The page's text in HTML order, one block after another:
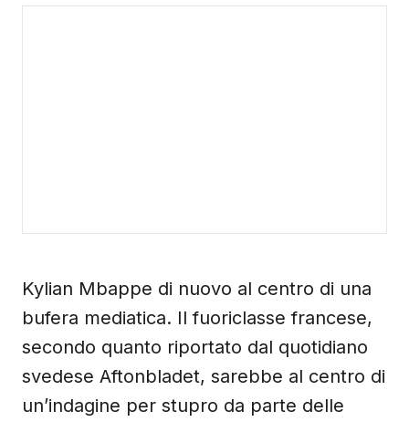
Kylian Mbappe di nuovo al centro di una
bufera mediatica. Il fuoriclasse francese,
secondo quanto riportato dal quotidiano
svedese Aftonbladet, sarebbe al centro di
un’indagine per stupro da parte delle